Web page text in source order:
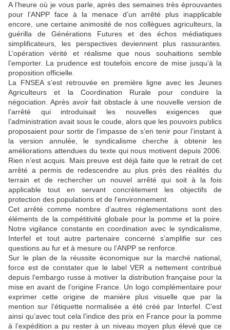
A l’heure où je vous parle, après des semaines très éprouvantes
pour l’ANPP face à la menace d’un arrêté plus inapplicable
encore, une certaine animosité de nos collègues agriculteurs, la
guérilla de Générations Futures et des échos médiatiques
simplificateurs, les perspectives deviennent plus rassurantes.
L’opération vérité et réalisme que nous souhaitions semble
l’emporter. La prudence est toutefois encore de mise jusqu’à la
proposition officielle.
La FNSEA s’est retrouvée en première ligne avec les Jeunes
Agriculteurs et la Coordination Rurale pour conduire la
négociation. Après avoir fait obstacle à une nouvelle version de
l’arrêté qui introduisait les nouvelles exigences que
l’administration avait sous le coude, alors que les pouvoirs publics
proposaient pour sortir de l’impasse de s’en tenir pour l’instant à
la version annulée, le syndicalisme cherche à obtenir les
améliorations attendues du texte qui nous motivent depuis 2006.
Rien n’est acquis. Mais preuve est déjà faite que le retrait de cet
arrêté a permis de redescendre au plus près des réalités du
terrain et de rechercher un nouvel arrêté qui soit à la fois
applicable tout en servant concrètement les objectifs de
protection des populations et de l’environnement.
Cet arrêté comme nombre d’autres réglementations sont des
éléments de la compétitivité globale pour la pomme et la poire.
Notre vigilance constante en coordination avec le syndicalisme,
Interfel et tout autre partenaire concerné s’amplifie sur ces
questions au fur et à mesure ou l’ANPP se renforce.
Sur le plan de la réussite économique sur la marché national,
force est de constater que le label VER a nettement contribué
depuis l’embargo russe à motiver la distribution française pour la
mise en avant de l’origine France. Un logo complémentaire pour
exprimer cette origine de manière plus visuelle que par la
mention sur l’étiquette normalisée a été créé par Interfel. C’est
ainsi qu’avec tout cela l’indice des prix en France pour la pomme
à l’expédition a pu rester à un niveau moyen plus élevé que ce